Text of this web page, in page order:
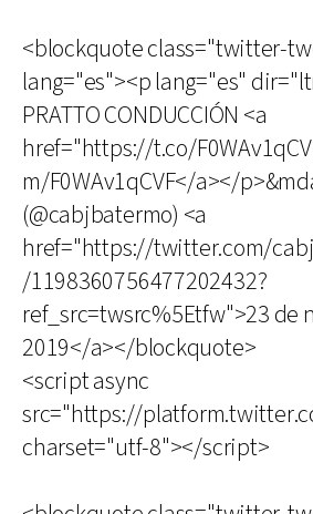
<blockquote class="twitter-
lang="es"><p lang="es"
PRATTO CONDUCCIÓN <a
href="https://t.co/
m/F0WAv1qCVF</a></
(@cabjbatermo) <a
href="https://twitter.com/
/1198360756477202432?
ref_src=twsrc%5Etfw">23 de
2019</a></blockquote>
<script async
src="https://
charset="utf-8"></script>